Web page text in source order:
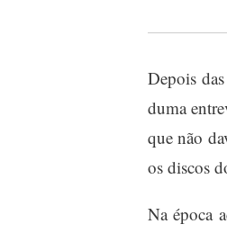
Depois
duma
que não
os discos
Na época